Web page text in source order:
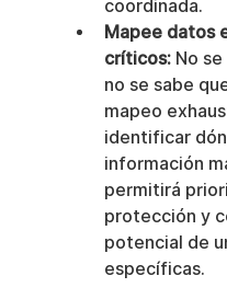
coordinada.
Mapee datos
críticos: No se
no se sabe
mapeo
identificar
información
permitirá
protección y
potencial de
específicas.